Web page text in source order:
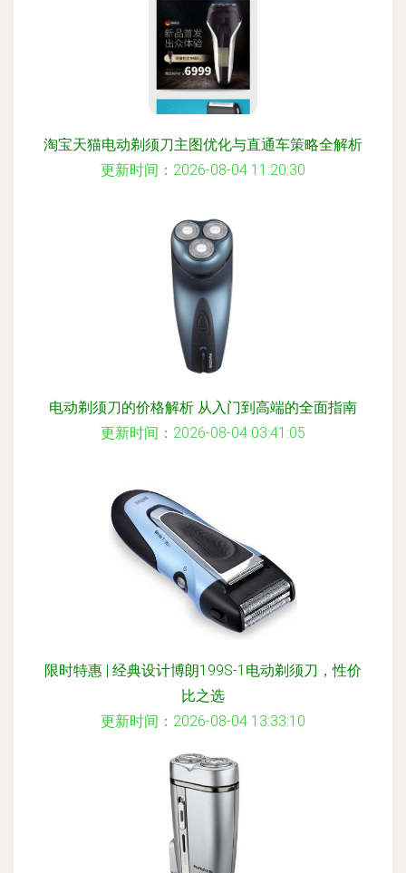
淘宝天猫电动剃须刀主图优化与直通车策略全解析
更新时间：2026-08-04 11:20:30
电动剃须刀的价格解析 从入门到高端的全面指南
更新时间：2026-08-04 03:41:05
限时特惠 | 经典设计博朗199S-1电动剃须刀，性价
比之选
更新时间：2026-08-04 13:33:10